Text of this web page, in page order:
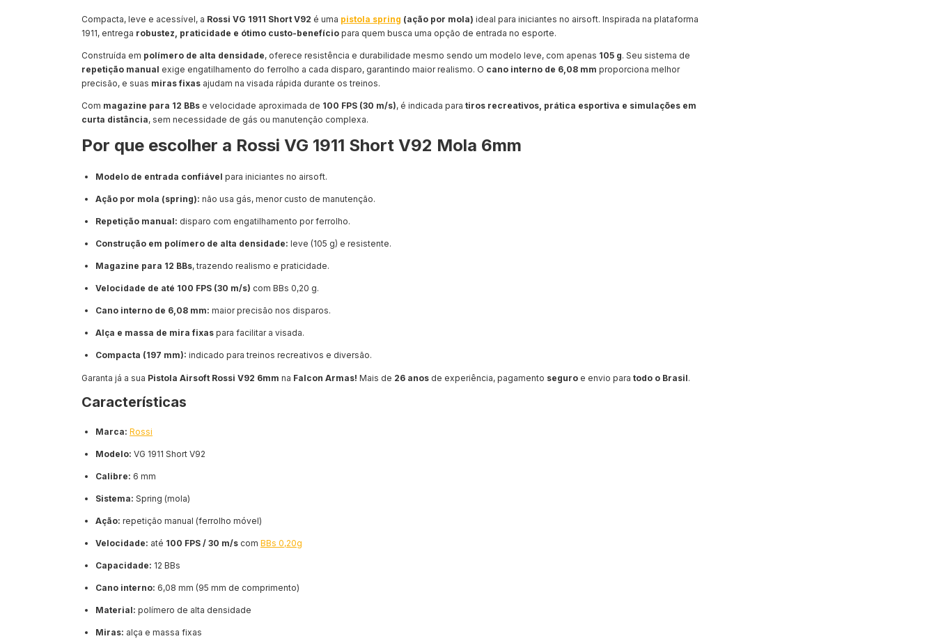
Compacta, leve e acessível, a Rossi VG 1911 Short V92 é uma pistola spring (ação por mola) ideal para iniciantes no airsoft. Inspirada na plataforma
1911, entrega robustez, praticidade e ótimo custo-benefício para quem busca uma opção de entrada no esporte.
Construída em polímero de alta densidade, oferece resistência e durabilidade mesmo sendo um modelo leve, com apenas 105 g. Seu sistema de
repetição manual exige engatilhamento do ferrolho a cada disparo, garantindo maior realismo. O cano interno de 6,08 mm proporciona melhor
precisão, e suas miras fixas ajudam na visada rápida durante os treinos.
Com magazine para 12 BBs e velocidade aproximada de 100 FPS (30 m/s), é indicada para tiros recreativos, prática esportiva e simulações em
curta distância, sem necessidade de gás ou manutenção complexa.
Por que escolher a Rossi VG 1911 Short V92 Mola 6mm
Modelo de entrada confiável para iniciantes no airsoft.
Ação por mola (spring): não usa gás, menor custo de manutenção.
Repetição manual: disparo com engatilhamento por ferrolho.
Construção em polímero de alta densidade: leve (105 g) e resistente.
Magazine para 12 BBs, trazendo realismo e praticidade.
Velocidade de até 100 FPS (30 m/s) com BBs 0,20 g.
Cano interno de 6,08 mm: maior precisão nos disparos.
Alça e massa de mira fixas para facilitar a visada.
Compacta (197 mm): indicado para treinos recreativos e diversão.
Garanta já a sua Pistola Airsoft Rossi V92 6mm na Falcon Armas! Mais de 26 anos de experiência, pagamento seguro e envio para todo o Brasil.
Características
Marca: Rossi
Modelo: VG 1911 Short V92
Calibre: 6 mm
Sistema: Spring (mola)
Ação: repetição manual (ferrolho móvel)
Velocidade: até 100 FPS / 30 m/s com BBs 0,20g
Capacidade: 12 BBs
Cano interno: 6,08 mm (95 mm de comprimento)
Material: polímero de alta densidade
Miras: alça e massa fixas